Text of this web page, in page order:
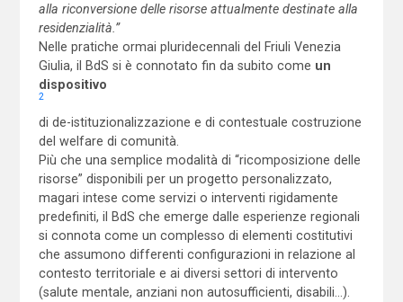
alla riconversione delle risorse attualmente destinate alla
residenzialità.”
Nelle pratiche ormai pluridecennali del Friuli Venezia
Giulia, il BdS si è connotato fin da subito come un
dispositivo
2
di de-istituzionalizzazione e di contestuale costruzione
del welfare di comunità.
Più che una semplice modalità di “ricomposizione delle
risorse” disponibili per un progetto personalizzato,
magari intese come servizi o interventi rigidamente
predefiniti, il BdS che emerge dalle esperienze regionali
si connota come un complesso di elementi costitutivi
che assumono differenti configurazioni in relazione al
contesto territoriale e ai diversi settori di intervento
(salute mentale, anziani non autosufficienti, disabili…).